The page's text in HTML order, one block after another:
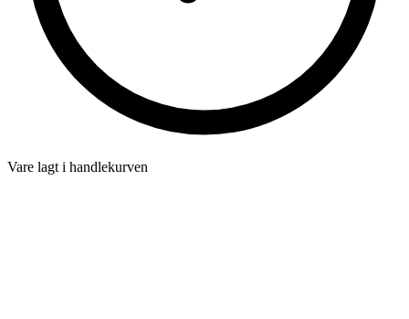
Vare lagt i handlekurven